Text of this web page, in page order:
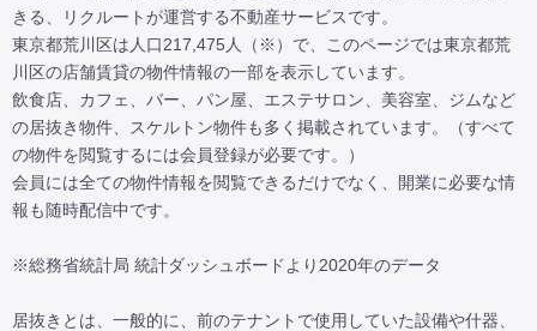
きる、リクルートが運営する不動産サービスです。
東京都荒川区は人口217,475人（※）で、このページでは東京都荒
川区の店舗賃貸の物件情報の一部を表示しています。
飲食店、カフェ、バー、パン屋、エステサロン、美容室、ジムなど
の居抜き物件、スケルトン物件も多く掲載されています。（すべて
の物件を閲覧するには会員登録が必要です。）
会員には全ての物件情報を閲覧できるだけでなく、開業に必要な情
報も随時配信中です。
※総務省統計局 統計ダッシュボードより2020年のデータ
居抜きとは、一般的に、前のテナントで使用していた設備や什器、